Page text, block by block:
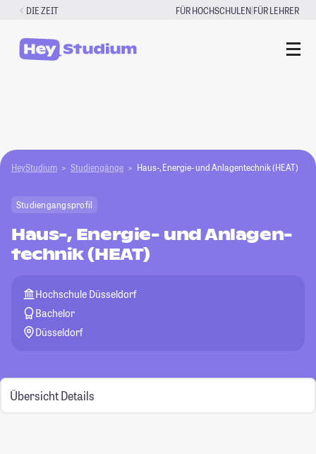
Zum
springen
DIE ZEIT FÜR HOCHSCHULEN|FÜR LEHRER
HeyStudium Studiengänge Haus-, Energie- und An­lagen­technik (HEAT)
Studiengangsprofil
Haus-, Energie- und An­lagen­
technik (HEAT)
Hochschule Düsseldorf
Bachelor
Düsseldorf
Übersicht Details